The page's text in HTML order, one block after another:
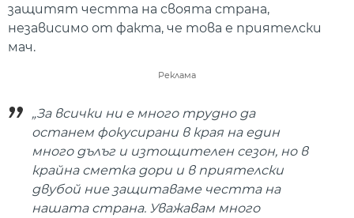
защитят честта на своята страна,
независимо от факта, че това е приятелски
мач.
Реклама
„За всички ни е много трудно да
останем фокусирани в края на един
много дълъг и изтощителен сезон, но в
крайна сметка дори и в приятелски
двубой ние защитаваме честта на
нашата страна. Уважавам много